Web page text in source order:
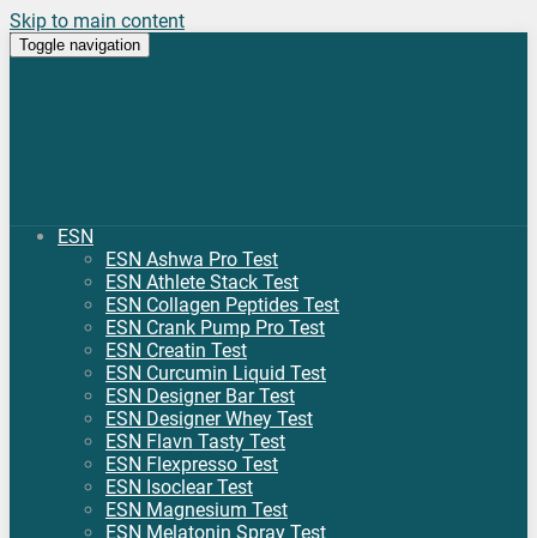
Skip to main content
Toggle navigation
ESN
ESN Ashwa Pro Test
ESN Athlete Stack Test
ESN Collagen Peptides Test
ESN Crank Pump Pro Test
ESN Creatin Test
ESN Curcumin Liquid Test
ESN Designer Bar Test
ESN Designer Whey Test
ESN Flavn Tasty Test
ESN Flexpresso Test
ESN Isoclear Test
ESN Magnesium Test
ESN Melatonin Spray Test